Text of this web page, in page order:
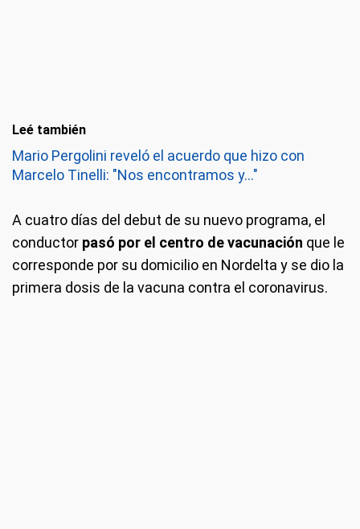
Leé también
Mario Pergolini reveló el acuerdo que hizo con
Marcelo Tinelli: "Nos encontramos y..."
A cuatro días del debut de su nuevo programa, el
conductor pasó por el centro de vacunación que le
corresponde por su domicilio en Nordelta y se dio la
primera dosis de la vacuna contra el coronavirus.